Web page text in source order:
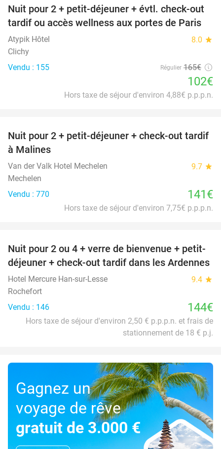
38%
Nuit pour 2 + petit-déjeuner + évtl. check-out
tardif ou accès wellness aux portes de Paris
Atypik Hôtel 8.0 star
Clichy
Vendu : 155
Régulier 165€
102€
Hors taxe de séjour d'environ 4,88€ p.p.p.n.
Nuit pour 2 + petit-déjeuner + check-out tardif
à Malines
Van der Valk Hotel Mechelen 9.7 star
Mechelen
Vendu : 770
141€
Hors taxe de séjour d'environ 7,75€ p.p.p.n.
Nuit pour 2 ou 4 + verre de bienvenue + petit-
déjeuner + check-out tardif dans les Ardennes
Hotel Mercure Han-sur-Lesse 9.4 star
Rochefort
Vendu : 146
144€
Hors taxe de séjour d'environ 2,50 € p.p.p.n. et frais de
stationnement de 18 € p.j.
Gagnez un
voyage de rêve
gratuit de 3.000 €